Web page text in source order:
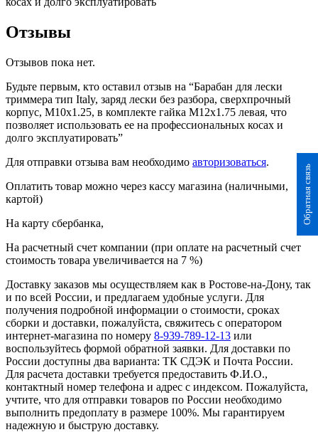
Обратная связь
левая,
что
использовать
на
профессиональных
косах
и
долго
эксплуатировать
Отзывы
Отзывов пока нет.
Будьте первым, кто оставил отзыв на “Барабан для лески
триммера тип Italy, заряд лески без разбора, сверхпрочный
корпус, М10х1.25, в комплекте гайка М12х1.75 левая, что
позволяет использовать ее на профессиональных косах и
долго эксплуатировать”
Для отправки отзыва вам необходимо авторизоваться.
Оплатить товар можно через кассу магазина (наличными,
картой)
На карту сбербанка,
На расчетный счет компании (при оплате на расчетный счет
стоимость товара увеличивается на 7 %)
Доставку заказов мы осуществляем как в Ростове-на-Дону, так
и по всей России, и предлагаем удобные услуги. Для
получения подробной информации о стоимости, сроках
сборки и доставки, пожалуйста, свяжитесь с оператором
интернет-магазина по номеру 8-939-789-12-13 или
воспользуйтесь формой обратной заявки. Для доставки по
России доступны два варианта: ТК СДЭК и Почта России.
Для расчета доставки требуется предоставить Ф.И.О.,
контактный номер телефона и адрес с индексом. Пожалуйста,
учтите, что для отправки товаров по России необходимо
выполнить предоплату в размере 100%. Мы гарантируем
надежную и быструю доставку.